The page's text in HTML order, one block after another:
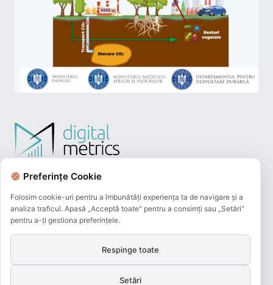
și beneficiază de 3D-Secure.
Preferințe Cookie
Folosim cookie-uri pentru a îmbunătăți experiența ta de navigare și a
analiza traficul. Apasă „Acceptă toate" pentru a consimți sau „Setări"
pentru a-ți gestiona preferințele.
Respinge toate
Setări